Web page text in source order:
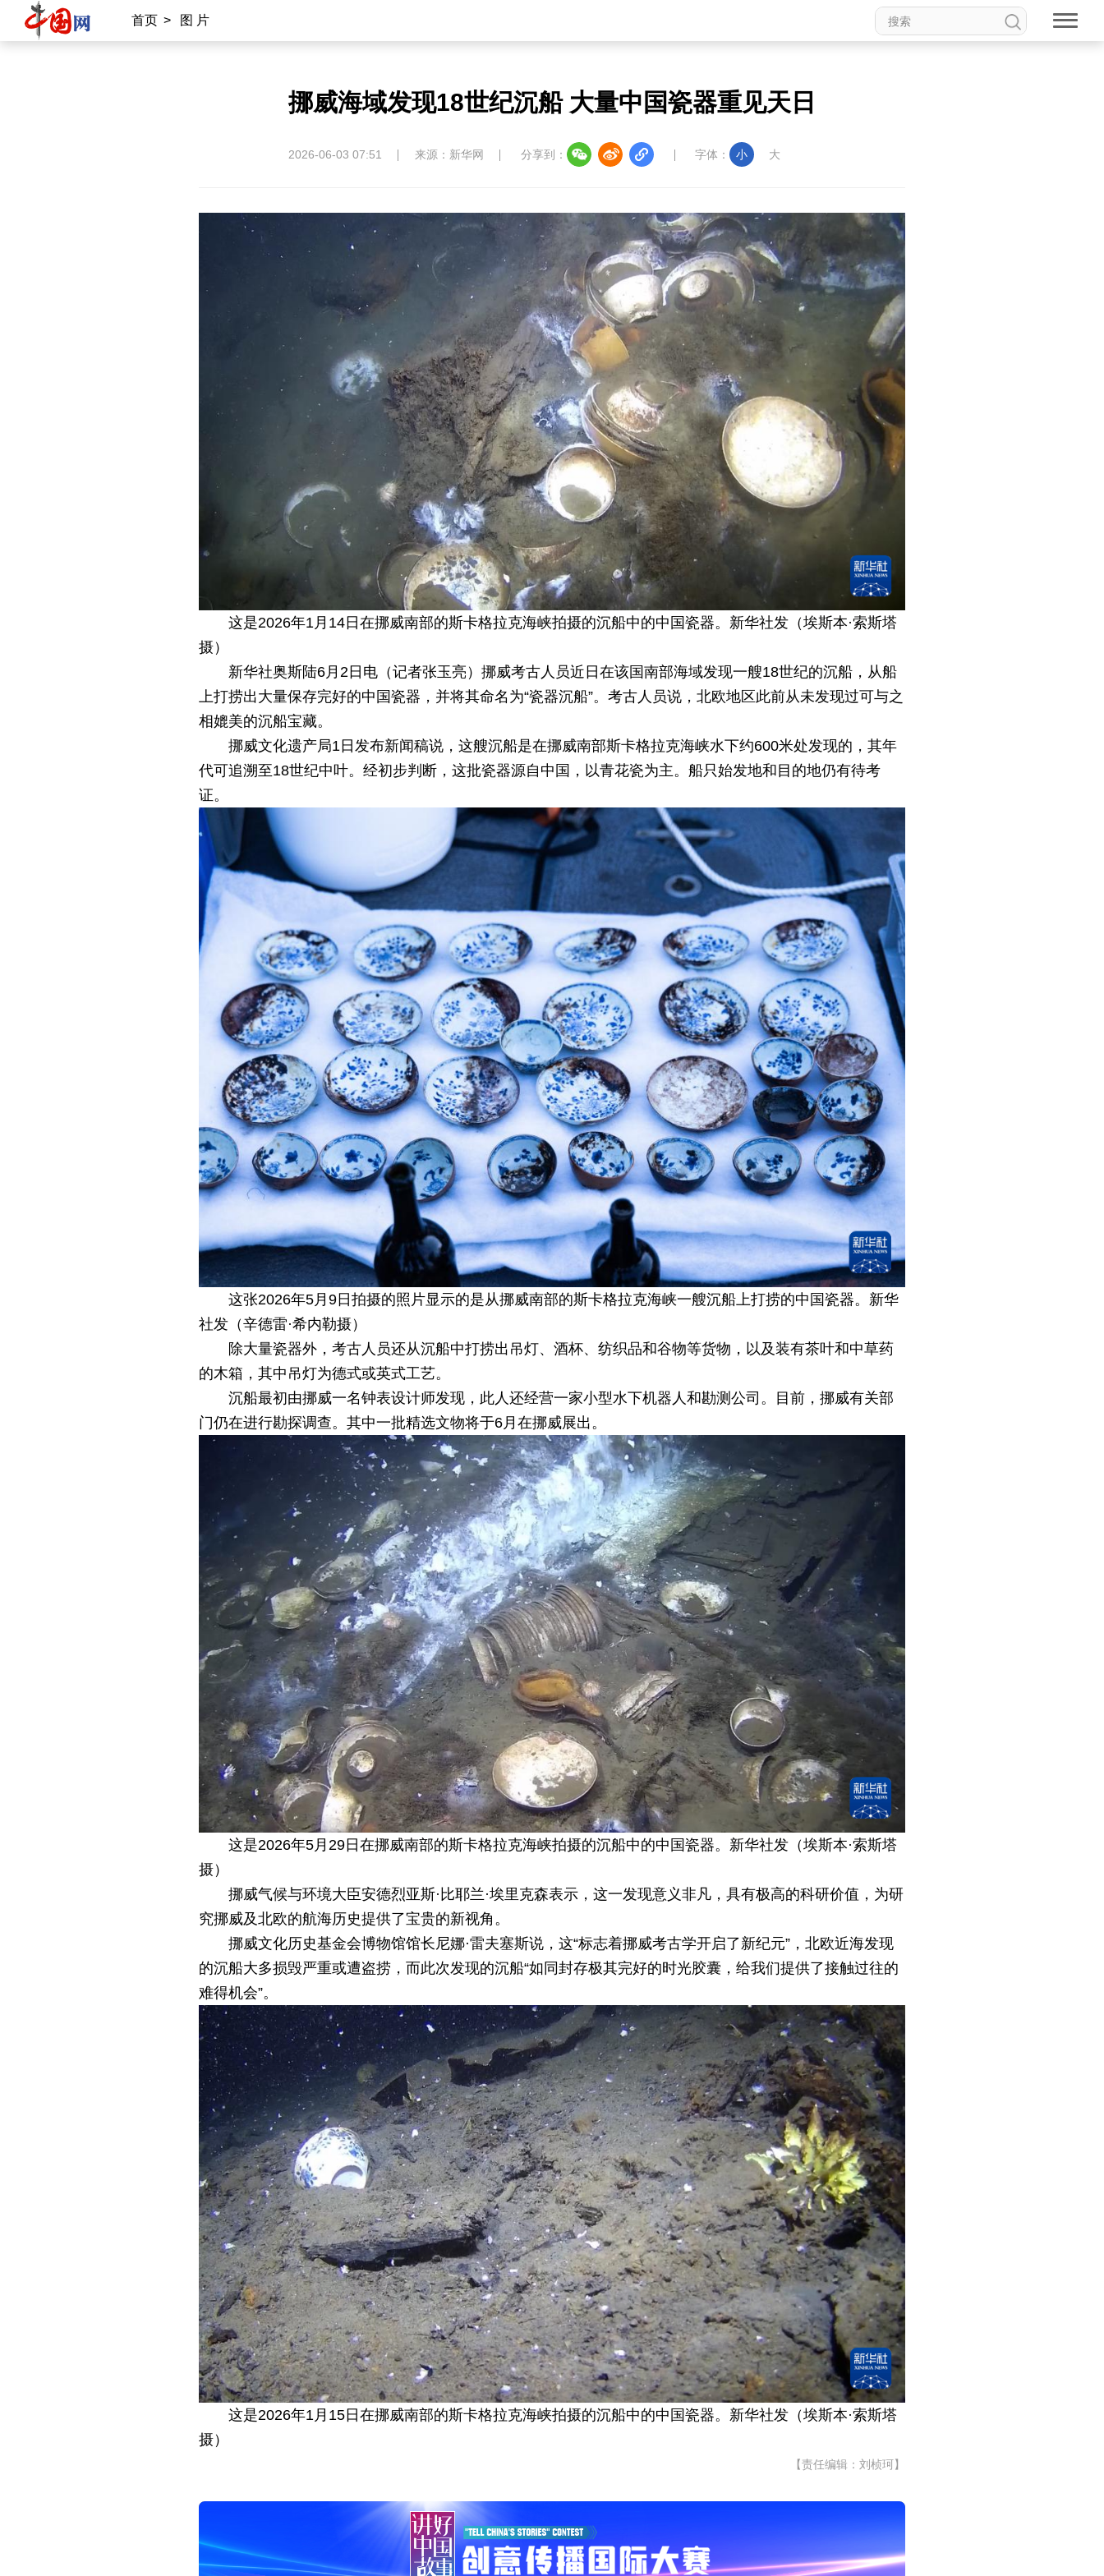
首页 > 图 片
挪威海域发现18世纪沉船 大量中国瓷器重见天日
2026-06-03 07:51 来源：新华网 分享到： 字体： 小 大
这是2026年1月14日在挪威南部的斯卡格拉克海峡拍摄的沉船中的中国瓷器。新华社发（埃斯本·索斯塔
摄）
新华社奥斯陆6月2日电（记者张玉亮）挪威考古人员近日在该国南部海域发现一艘18世纪的沉船，从船
上打捞出大量保存完好的中国瓷器，并将其命名为“瓷器沉船”。考古人员说，北欧地区此前从未发现过可与之
相媲美的沉船宝藏。
挪威文化遗产局1日发布新闻稿说，这艘沉船是在挪威南部斯卡格拉克海峡水下约600米处发现的，其年
代可追溯至18世纪中叶。经初步判断，这批瓷器源自中国，以青花瓷为主。船只始发地和目的地仍有待考
证。
这张2026年5月9日拍摄的照片显示的是从挪威南部的斯卡格拉克海峡一艘沉船上打捞的中国瓷器。新华
社发（辛德雷·希内勒摄）
除大量瓷器外，考古人员还从沉船中打捞出吊灯、酒杯、纺织品和谷物等货物，以及装有茶叶和中草药
的木箱，其中吊灯为德式或英式工艺。
沉船最初由挪威一名钟表设计师发现，此人还经营一家小型水下机器人和勘测公司。目前，挪威有关部
门仍在进行勘探调查。其中一批精选文物将于6月在挪威展出。
这是2026年5月29日在挪威南部的斯卡格拉克海峡拍摄的沉船中的中国瓷器。新华社发（埃斯本·索斯塔
摄）
挪威气候与环境大臣安德烈亚斯·比耶兰·埃里克森表示，这一发现意义非凡，具有极高的科研价值，为研
究挪威及北欧的航海历史提供了宝贵的新视角。
挪威文化历史基金会博物馆馆长尼娜·雷夫塞斯说，这“标志着挪威考古学开启了新纪元”，北欧近海发现
的沉船大多损毁严重或遭盗捞，而此次发现的沉船“如同封存极其完好的时光胶囊，给我们提供了接触过往的
难得机会”。
这是2026年1月15日在挪威南部的斯卡格拉克海峡拍摄的沉船中的中国瓷器。新华社发（埃斯本·索斯塔
摄）
【责任编辑：刘桢珂】